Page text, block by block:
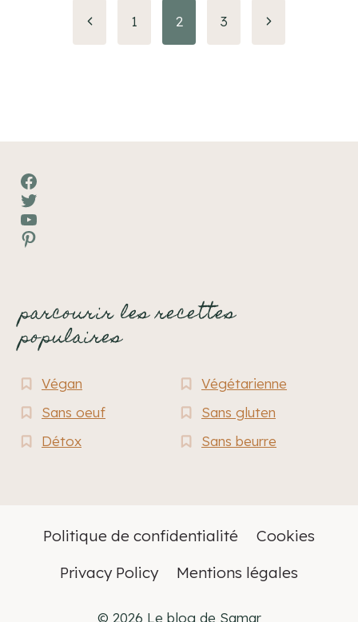
Navigation
Page
1 2 3
Page
Facebook
Twitter
YouTube
Pinterest
parcourir les recettes
populaires
Végan
Végétarienne
Sans oeuf
Sans gluten
Détox
Sans beurre
Politique de confidentialité
Cookies
Privacy Policy
Mentions légales
© 2026 Le blog de Samar